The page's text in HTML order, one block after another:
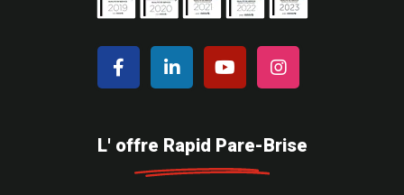
L' offre Rapid Pare-Brise